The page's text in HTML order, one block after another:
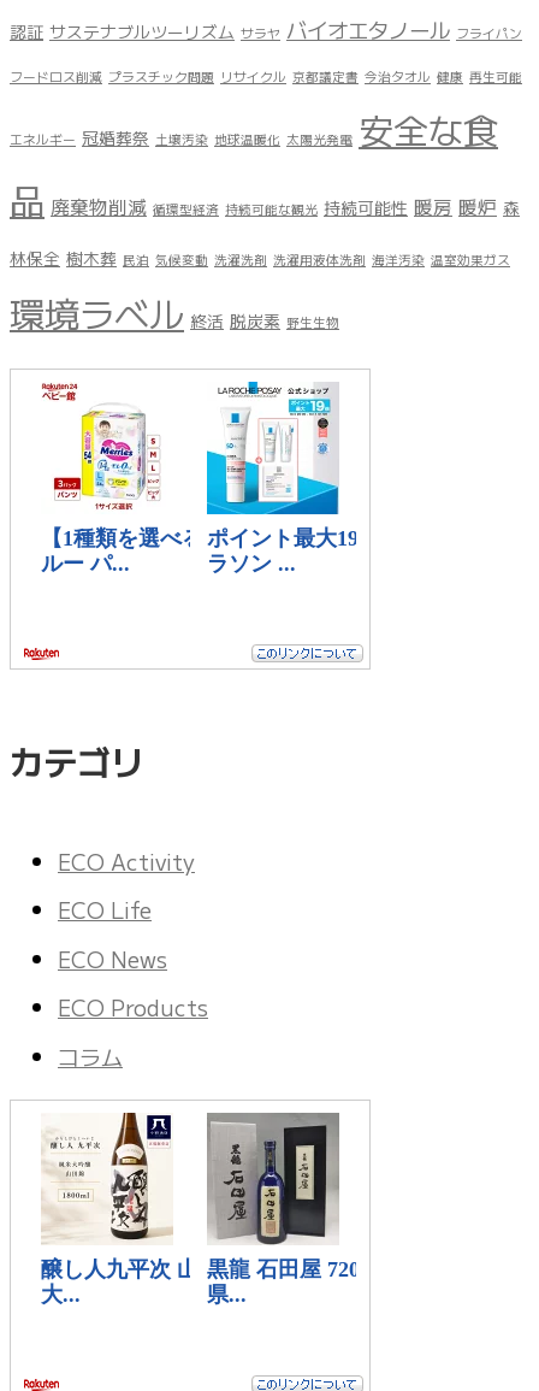
認証 サステナブルツーリズム サラヤ バイオエタノール フライパン
フードロス削減 プラスチック問題 リサイクル 京都議定書 今治タオル 健康 再生可能
エネルギー 冠婚葬祭 土壌汚染 地球温暖化 太陽光発電 安全な食
品 廃棄物削減 循環型経済 持続可能な観光 持続可能性 暖房 暖炉 森
林保全 樹木葬 民泊 気候変動 洗濯洗剤 洗濯用液体洗剤 海洋汚染 温室効果ガス
環境ラベル 終活 脱炭素 野生生物
カテゴリ
ECO Activity
ECO Life
ECO News
ECO Products
コラム